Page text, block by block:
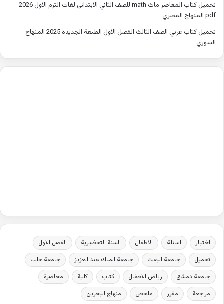
تحميل كتاب المعاصر ماث math للصف الثاني الابتدائى لغات الترم الاول 2026
pdf المنهاج المصري
تحميل كتاب عربي الصف الثالث الفصل الاول الطبعة الجديدة 2025 المنهاج
السوري
اختبار اسئلة الاطفال السنة التحضيرية
الفصل الاول
تحميل
جامعة البعث جامعة الملك عبد العزيز
جامعة حلب
جامعة دمشق
رياض الاطفال كتاب كلية
محاضرة
مراجعة
مقرر ملخص منهاج البحرين